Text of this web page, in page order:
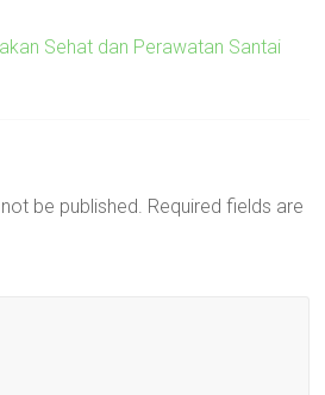
Sehat dan Perawatan Santai
be published. Required fields are